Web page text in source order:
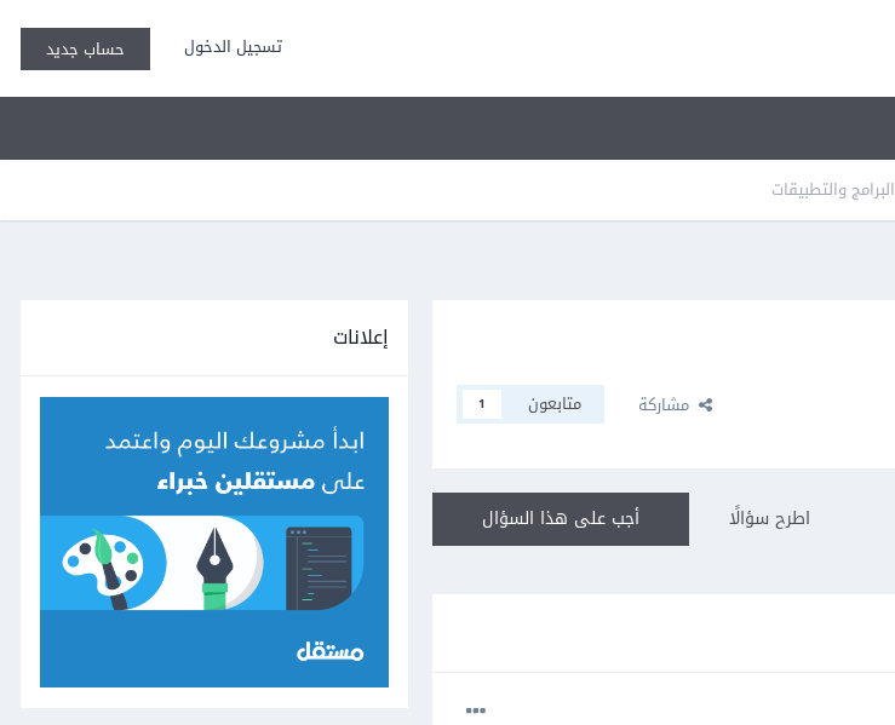
تسجيل الدخول حساب جديد
البرامج والتطبيقات
مشاركة متابعون 1
أجب على هذا السؤال اطرح سؤالًا
إعلانات